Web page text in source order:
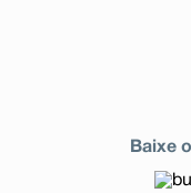
Baixe